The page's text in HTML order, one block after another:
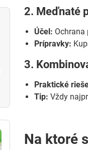
2. Meďnaté
Účel:
Prípravky:
3.
Praktické
Tip: Vždy
Na ktoré